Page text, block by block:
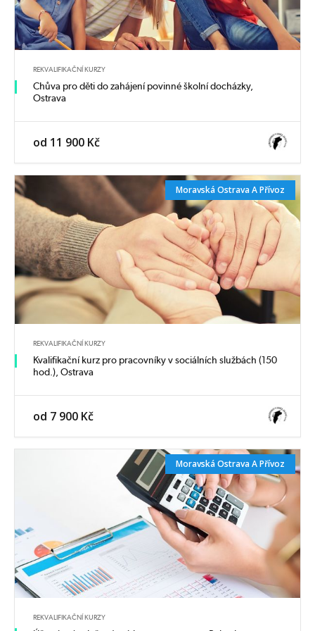
REKVALIFIKAČNÍ KURZY
Chůva pro děti do zahájení povinné školní docházky,
Ostrava
od 11 900 Kč
Moravská Ostrava A Přívoz
REKVALIFIKAČNÍ KURZY
Kvalifikační kurz pro pracovníky v sociálních službách (150
hod.), Ostrava
od 7 900 Kč
Moravská Ostrava A Přívoz
REKVALIFIKAČNÍ KURZY